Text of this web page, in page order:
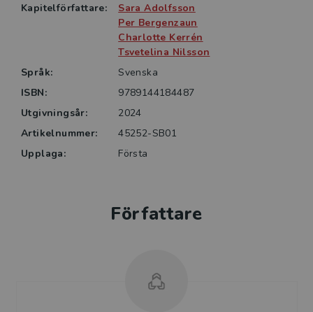
Boken är främst tänkt för studenter i grundutbildning
till sjuksköterska, men nivån på innehållet balanserar
mellan grund- respektive avancerad nivå och fungerar
därför även som kurslitteratur på högre nivåer.
Kapitelförfattare:
Sara Adolfsson
Per Bergenzaun
Charlotte Kerrén
Tsvetelina Nilsson
Språk:
Svenska
ISBN:
9789144184487
Utgivningsår:
2024
Artikelnummer:
45252-SB01
Upplaga:
Första
Författare